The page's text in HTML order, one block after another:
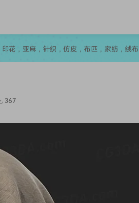
印花，亚麻，针织，仿皮，布匹，家纺，绒布
367